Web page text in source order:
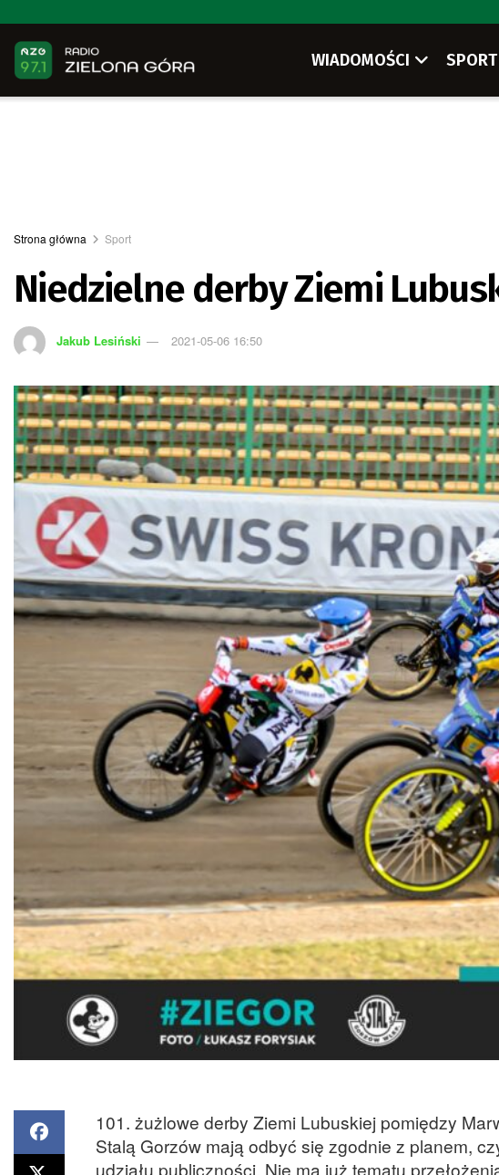
WIADOMOŚCI SPORT
Strona główna Sport
Niedzielne derby Ziemi
Jakub Lesiński 2021-05-06 16:50
101. żużlowe derby Ziemi Lubuskiej pomiędzy
Stalą Gorzów mają odbyć się zgodnie z planem,
udziału publiczności. Nie ma już tematu